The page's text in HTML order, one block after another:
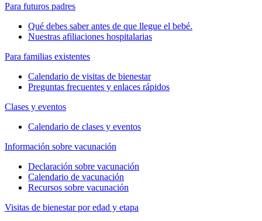
Para futuros padres
Qué debes saber antes de que llegue el bebé.
Nuestras afiliaciones hospitalarias
Para familias existentes
Calendario de visitas de bienestar
Preguntas frecuentes y enlaces rápidos
Clases y eventos
Calendario de clases y eventos
Información sobre vacunación
Declaración sobre vacunación
Calendario de vacunación
Recursos sobre vacunación
Visitas de bienestar por edad y etapa